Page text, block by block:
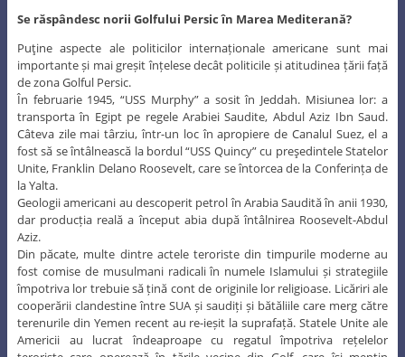
Se răspândesc norii Golfului Persic în Marea Mediterană?
Puţine aspecte ale politicilor internaționale americane sunt mai
importante și mai greșit înțelese decât politicile și atitudinea țării față
de zona Golful Persic.
În februarie 1945, “USS Murphy” a sosit în Jeddah. Misiunea lor: a
transporta în Egipt pe regele Arabiei Saudite, Abdul Aziz Ibn Saud.
Câteva zile mai târziu, într-un loc în apropiere de Canalul Suez, el a
fost să se întâlnească la bordul “USS Quincy” cu preşedintele Statelor
Unite, Franklin Delano Roosevelt, care se întorcea de la Conferința de
la Yalta.
Geologii americani au descoperit petrol în Arabia Saudită în anii 1930,
dar producția reală a început abia după întâlnirea Roosevelt-Abdul
Aziz.
Din păcate, multe dintre actele teroriste din timpurile moderne au
fost comise de musulmani radicali în numele Islamului și strategiile
împotriva lor trebuie să țină cont de originile lor religioase. Licăriri ale
cooperării clandestine între SUA și saudiți și bătăliile care merg către
terenurile din Yemen recent au re-ieșit la suprafață. Statele Unite ale
Americii au lucrat îndeaproape cu regatul împotriva rețelelor